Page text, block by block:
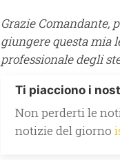
Grazie Comandante,
giungere questa mia
professionale degli
Ti piacciono i
Non perderti le
notizie del giorno